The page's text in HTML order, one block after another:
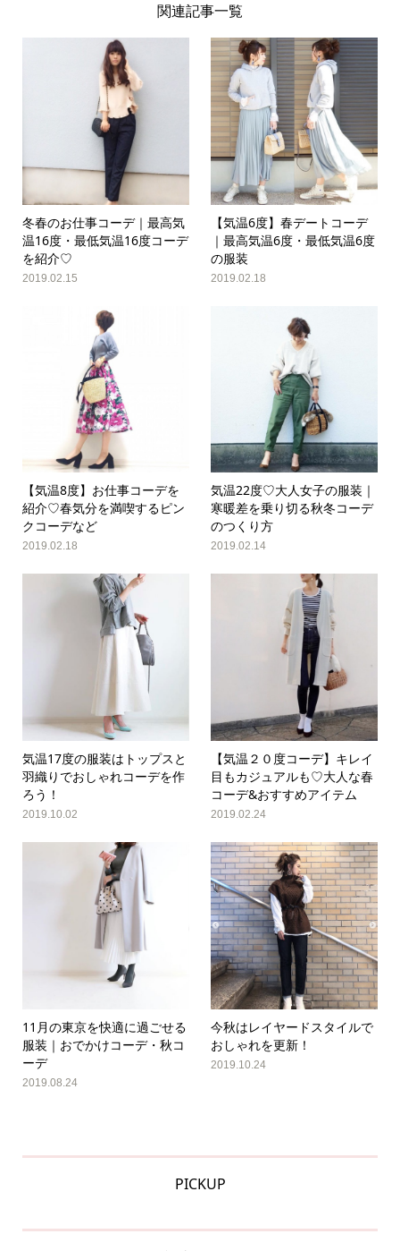
関連記事一覧
冬春のお仕事コーデ｜最高気
温16度・最低気温16度コーデ
を紹介♡
2019.02.15
【気温6度】春デートコーデ
｜最高気温6度・最低気温6度
の服装
2019.02.18
【気温8度】お仕事コーデを
紹介♡春気分を満喫するピン
クコーデなど
2019.02.18
気温22度♡大人女子の服装｜
寒暖差を乗り切る秋冬コーデ
のつくり方
2019.02.14
気温17度の服装はトップスと
羽織りでおしゃれコーデを作
ろう！
2019.10.02
【気温２０度コーデ】キレイ
目もカジュアルも♡大人な春
コーデ&おすすめアイテム
2019.02.24
11月の東京を快適に過ごせる
服装｜おでかけコーデ・秋コ
ーデ
2019.08.24
今秋はレイヤードスタイルで
おしゃれを更新！
2019.10.24
PICKUP